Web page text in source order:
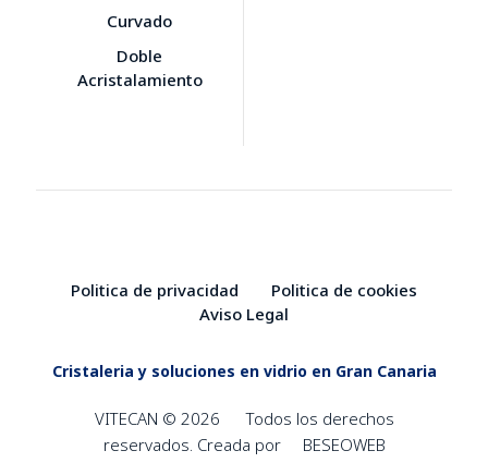
Curvado
Doble
Acristalamiento
Politica de privacidad
Politica de cookies
Aviso Legal
Cristaleria y soluciones en vidrio en Gran Canaria
VITECAN © 2026
Todos los derechos
reservados. Creada por
BESEOWEB